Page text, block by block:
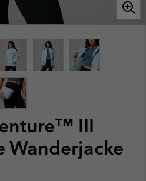
III
Wanderjacke